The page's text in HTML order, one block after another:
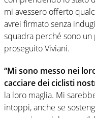
mi avessero offerto
avrei firmato senza
squadra perché sono un
proseguito Viviani.
“Mi sono messo nei
cacciare dei ciclisti
la loro maglia. Mi
intoppi, anche se